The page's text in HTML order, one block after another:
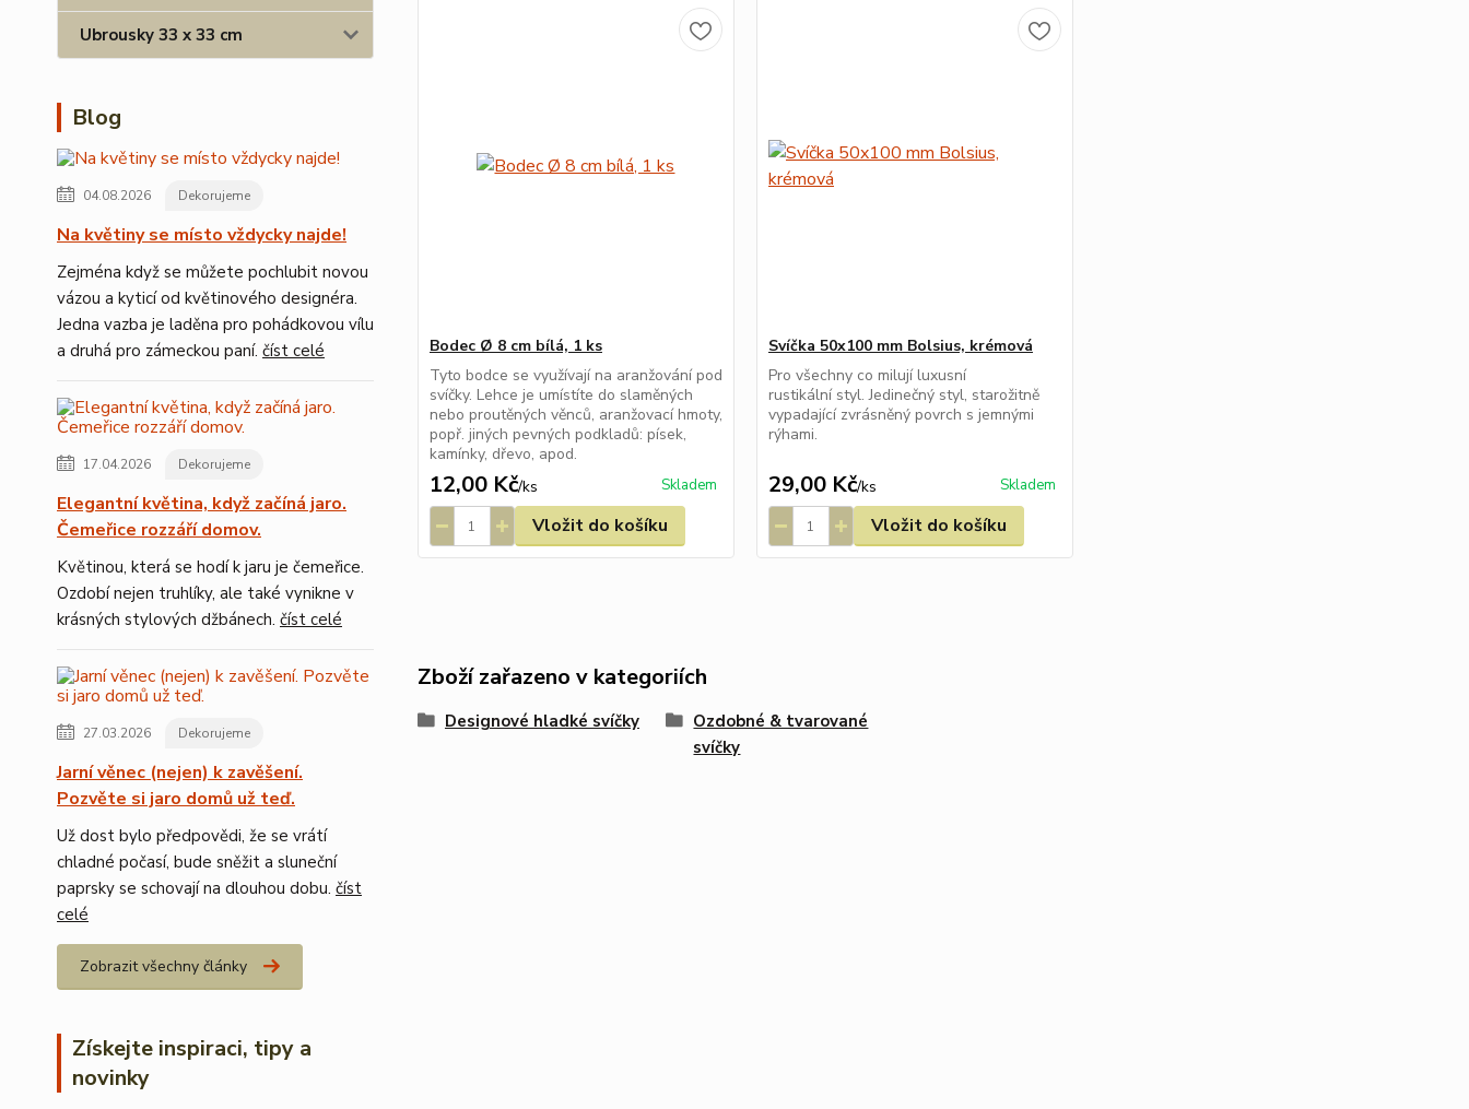
Ubrousky 33 x 33 cm
Blog
04.08.2026 Dekorujeme
Na květiny se místo vždycky najde!
Zejména když se můžete pochlubit novou
vázou a kyticí od květinového designéra.
Jedna vazba je laděna pro pohádkovou vílu
a druhá pro zámeckou paní. číst celé
17.04.2026 Dekorujeme
Elegantní květina, když začíná jaro.
Čemeřice rozzáří domov.
Květinou, která se hodí k jaru je čemeřice.
Ozdobí nejen truhlíky, ale také vynikne v
krásných stylových džbánech. číst celé
27.03.2026 Dekorujeme
Jarní věnec (nejen) k zavěšení.
Pozvěte si jaro domů už teď.
Už dost bylo předpovědi, že se vrátí
chladné počasí, bude sněžit a sluneční
paprsky se schovají na dlouhou dobu. číst
celé
Zobrazit všechny články
Získejte inspiraci, tipy a
novinky
Bodec Ø 8 cm bílá, 1 ks
Tyto bodce se využívají na aranžování pod
svíčky. Lehce je umístíte do slaměných
nebo proutěných věnců, aranžovací hmoty,
popř. jiných pevných podkladů: písek,
kamínky, dřevo, apod.
12,00 Kč/ks Skladem
Vložit do košíku
Svíčka 50x100 mm Bolsius, krémová
Pro všechny co milují luxusní
rustikální styl. Jedinečný styl, starožitně
vypadající zvrásněný povrch s jemnými
rýhami.
29,00 Kč/ks Skladem
Vložit do košíku
Zboží zařazeno v kategoriích
Designové hladké svíčky
Ozdobné & tvarované
svíčky